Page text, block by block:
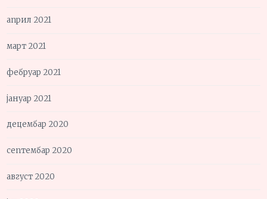
април 2021
март 2021
фебруар 2021
јануар 2021
децембар 2020
септембар 2020
август 2020